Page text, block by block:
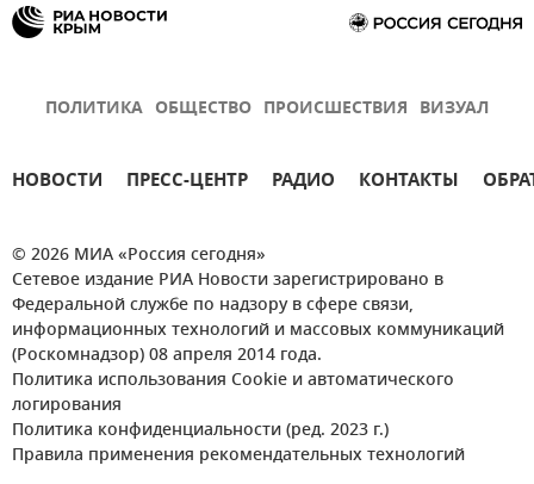
ПОЛИТИКА ОБЩЕСТВО ПРОИСШЕСТВИЯ ВИЗУАЛ
НОВОСТИ ПРЕСС-ЦЕНТР РАДИО КОНТАКТЫ
© 2026 МИА «Россия сегодня»
Сетевое издание РИА Новости зарегистрировано в
Федеральной службе по надзору в сфере связи,
информационных технологий и массовых коммуникаций
(Роскомнадзор) 08 апреля 2014 года.
Политика использования Cookie и автоматического
логирования
Политика конфиденциальности (ред. 2023 г.)
Правила применения рекомендательных технологий